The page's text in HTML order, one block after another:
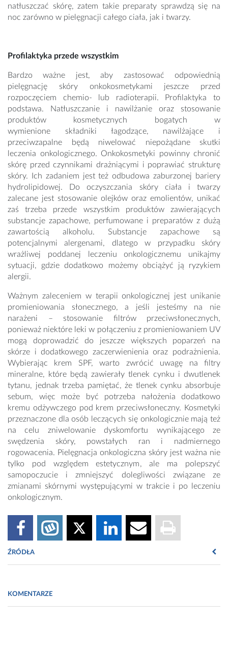
natłuszczać skórę, zatem takie preparaty sprawdzą się na
noc zarówno w pielęgnacji całego ciała, jak i twarzy.
Profilaktyka przede wszystkim
Bardzo ważne jest, aby zastosować odpowiednią
pielęgnację skóry onkokosmetykami jeszcze przed
rozpoczęciem chemio- lub radioterapii. Profilaktyka to
podstawa. Natłuszczanie i nawilżanie oraz stosowanie
produktów kosmetycznych bogatych w
wymienione składniki łagodzące, nawilżające i
przeciwzapalne będą niwelować niepożądane skutki
leczenia onkologicznego. Onkokosmetyki powinny chronić
skórę przed czynnikami drażniącymi i poprawiać strukturę
skóry. Ich zadaniem jest też odbudowa zaburzonej bariery
hydrolipidowej. Do oczyszczania skóry ciała i twarzy
zalecane jest stosowanie olejków oraz emolientów, unikać
zaś trzeba przede wszystkim produktów zawierających
substancje zapachowe, perfumowane i preparatów z dużą
zawartością alkoholu. Substancje zapachowe są
potencjalnymi alergenami, dlatego w przypadku skóry
wrażliwej poddanej leczeniu onkologicznemu unikajmy
sytuacji, gdzie dodatkowo możemy obciążyć ją ryzykiem
alergii.
Ważnym zaleceniem w terapii onkologicznej jest unikanie
promieniowania słonecznego, a jeśli jesteśmy na nie
narażeni – stosowanie filtrów przeciwsłonecznych,
ponieważ niektóre leki w połączeniu z promieniowaniem UV
mogą doprowadzić do jeszcze większych poparzeń na
skórze i dodatkowego zaczerwienienia oraz podrażnienia.
Wybierając krem SPF, warto zwrócić uwagę na filtry
mineralne, które będą zawierały tlenek cynku i dwutlenek
tytanu, jednak trzeba pamiętać, że tlenek cynku absorbuje
sebum, więc może być potrzeba nałożenia dodatkowo
kremu odżywczego pod krem przeciwsłoneczny. Kosmetyki
przeznaczone dla osób leczących się onkologicznie mają też
na celu zniwelowanie dyskomfortu wynikającego ze
swędzenia skóry, powstałych ran i nadmiernego
rogowacenia. Pielęgnacja onkologiczna skóry jest ważna nie
tylko pod względem estetycznym, ale ma polepszyć
samopoczucie i zmniejszyć dolegliwości związane ze
zmianami skórnymi występującymi w trakcie i po leczeniu
onkologicznym.
ŹRÓDŁA
radioterapii”, „Współczesna onkologia”, 2007.
2. Kowalska M., Kowalik A., „Dermatologiczne objawy
KOMENTARZE